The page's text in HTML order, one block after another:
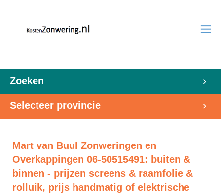
Zoeken
Selecteer provincie
Mart van Buul Zonweringen en
Overkappingen 06-50515491: buiten &
binnen - prijzen screens & raamfolie &
rolluik, prijs handmatig of elektrische